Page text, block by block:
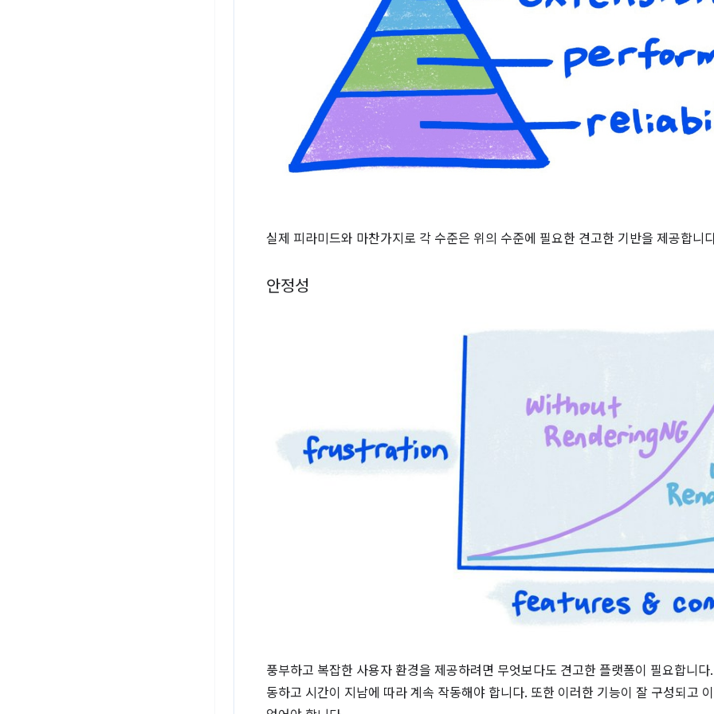
실제 피라미드와 마찬가지로 각 수준은 위의 수준에 필요한 견고한 기반을 제공합니
안정성
풍부하고 복잡한 사용자 환경을 제공하려면 무엇보다도 견고한 플랫폼이 필요합니
동하고 시간이 지남에 따라 계속 작동해야 합니다. 또한 이러한 기능이 잘 구성되고